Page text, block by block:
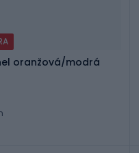
oranžová/modrá